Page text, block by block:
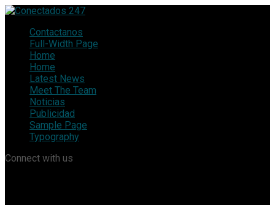
Contactanos
Full-Width Page
Home
Home
Latest News
Meet The Team
Noticias
Publicidad
Sample Page
Typography
Connect with us